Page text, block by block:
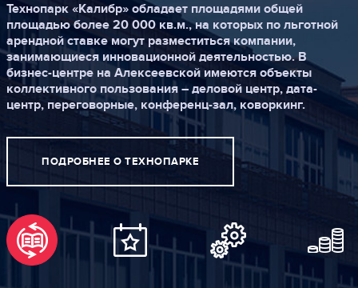
Технопарк «Калибр» обладает площадями общей
площадью более 20 000 кв.м., на которых по льготной
арендной ставке могут разместиться компании,
занимающиеся инновационной деятельностью. В
бизнес-центре на Алексеевской имеются объекты
коллективного пользования – деловой центр, дата-
центр, переговорные, конференц-зал, коворкинг.
ПОДРОБНЕЕ О ТЕХНОПАРКЕ